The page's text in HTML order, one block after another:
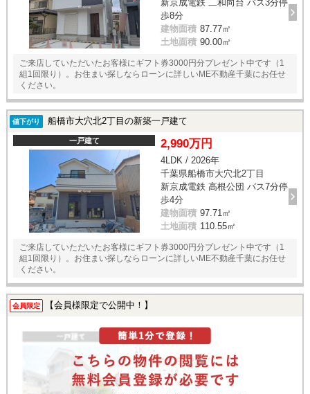
新京成電鉄 二和向台 バス3分停
歩8分
建物面積 87.77㎡
土地面積 90.00㎡
ご来店していただいたお客様にギフト券3000円分プレゼント中です（1
組1回限り）。お住まい探しならローンに詳しいME不動産千葉にお任せ
ください。
値下がり 船橋市大穴北2丁目の新築一戸建て
一戸建て 2,990万円
4LDK / 2026年
千葉県船橋市大穴北2丁目
新京成電鉄 高根公団 バス7分停
歩4分
建物面積 97.71㎡
土地面積 110.55㎡
ご来店していただいたお客様にギフト券3000円分プレゼント中です（1
組1回限り）。お住まい探しならローンに詳しいME不動産千葉にお任せ
ください。
会員限定 【会員様限定で公開中！】